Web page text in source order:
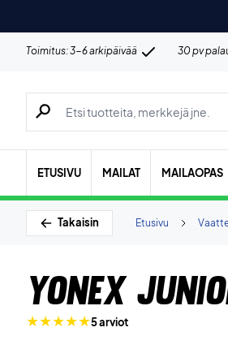
Toimitus: 3-6 arkipäivää 30 pv
Hae tuotteita, merkkejä jne.
ETUSIVU MAILAT MAILAOPAS
Takaisin Etusivu
Yonex
5 arviot